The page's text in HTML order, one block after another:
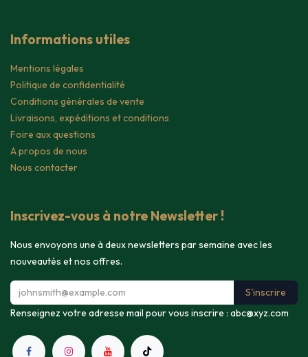
Informations utiles
Mentions légales
Politique de confidentialité
Conditions générales de vente
Livraisons, expéditions et conditions
Foire aux questions
A propos de nous
Nous contacter
Inscrivez-vous à notre Newsletter !
Nous envoyons une à deux newsletters par semaine avec les
nouveautés et nos offres.
S'inscrire
Renseignez votre adresse mail pour vous inscrire : abc@xyz.com